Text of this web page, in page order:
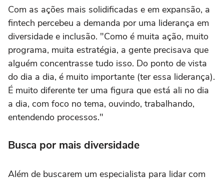
Com as ações mais solidificadas e em expansão, a
fintech percebeu a demanda por uma liderança em
diversidade e inclusão. "Como é muita ação, muito
programa, muita estratégia, a gente precisava que
alguém concentrasse tudo isso. Do ponto de vista
do dia a dia, é muito importante (ter essa liderança).
É muito diferente ter uma figura que está ali no dia
a dia, com foco no tema, ouvindo, trabalhando,
entendendo processos."
Busca por mais diversidade
Além de buscarem um especialista para lidar com